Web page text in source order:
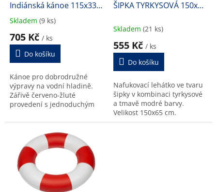
ů
Indiánská kánoe 115x33
cm
Průměrné
produktu
5,0
5
hvězdiček.
Skladem (9 ks)
705 Kč / ks
Do košíku
Kánoe pro dobrodružné
výpravy na vodní hladině.
Zářivě červeno-žluté
provedení s jednoduchým
pro malé plavce do 30 kg.
ŠIPKA TYRKYSOVÁ 150x65
Skladem (21 ks)
555 Kč / ks
Do košíku
Nafukovací lehátko ve tvaru
šipky v kombinaci tyrkysové
a tmavě modré barvy.
Velikost 150x65 cm.